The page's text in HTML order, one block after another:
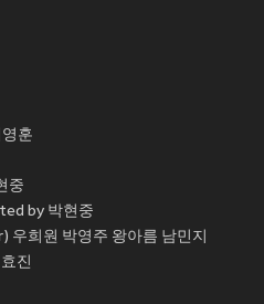
훈
중
by 박현중
희원 박영주 왕아름 남민지
진